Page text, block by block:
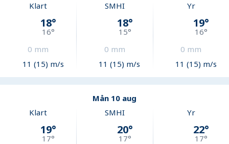
Klart
18°
16°
0 mm
11 (15) m/s
SMHI
18°
15°
0 mm
11 (15) m/s
Yr
19°
16°
0 mm
11 (15) m/s
Mån 10 aug
Klart
19°
17°
SMHI
20°
17°
Yr
22°
17°